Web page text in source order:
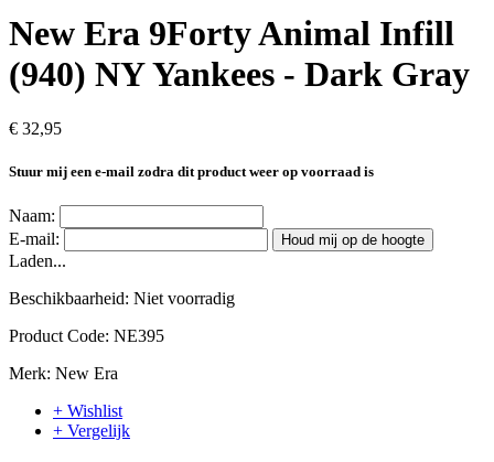
New Era 9Forty Animal Infill
(940) NY Yankees - Dark Gray
€ 32,95
Stuur mij een e-mail zodra dit product weer op voorraad is
Naam:
E-mail:
Houd mij op de hoogte
Laden...
Beschikbaarheid: Niet voorradig
Product Code: NE395
Merk: New Era
+ Wishlist
+ Vergelijk